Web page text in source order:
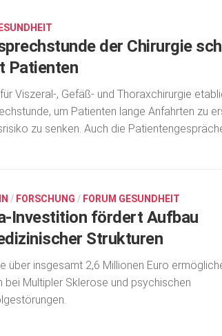
der Chirurgie
Patienten
Viszeral-, Gefäß- und Thoraxchirurgie
um Patienten lange Anfahrten zu
zu senken. Auch die
/ FORSCHUNG / FORUM GESUNDHEIT
Investition fördert Aufbau
Strukturen
über insgesamt 2,6 Millionen Euro
bei Multipler Sklerose und psychischen